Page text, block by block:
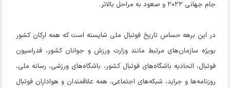
جام جهانی ۲۰۲۲ و صعود به مراحل بالاتر.
در این برهه حساس تاریخ فوتبال ملی شایسته است که همه ارکان کشور
بویژه سازمان‌های مرتبط مانند وزارت ورزش و جوانان کشور، فدراسیون
فوتبال، اتحادیه باشگاه‌های فوتبال کشور، باشگاه‌های ورزشی، رسانه ملی،
روزنامه‌ها و جراید، شبکه‌های اجتماعی، همه علاقمندان و هواداران فوتبال